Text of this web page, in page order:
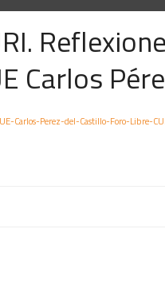
Carlos
Carlos-Perez-del-Castillo-Foro-Libre-